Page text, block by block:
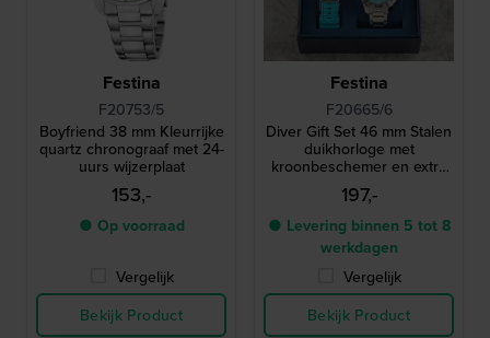
Festina
F20753/5
Boyfriend 38 mm Kleurrijke
quartz chronograaf met 24-
uurs wijzerplaat
153,-
● Op voorraad
Vergelijk
Bekijk Product
Festina
F20665/6
Diver Gift Set 46 mm Stalen
duikhorloge met
kroonbeschemer en extra
siliconen band
197,-
● Levering binnen 5 tot 8
werkdagen
Vergelijk
Bekijk Product